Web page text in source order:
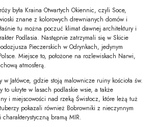
była Kraina Otwartych Okiennic, czyli Soce,
znane z kolorowych drewnianych domów i
tu można poczuć klimat dawnej architektury i
Podlasia. Następnie zatrzymali się w Skicie
Pieczerskich w Odrynkach, jedynym
Miejsce to, położone na rozlewiskach Narwi,
atmosferą.
w Jałówce, gdzie stoją malownicze ruiny kościoła św.
to ukryte w lasach podlaskie wsie, a także
i miejscowości nad rzeką Świsłocz, które leżą tuż
pokazali również Bobrowniki z nieczynnym
bramą MIR.